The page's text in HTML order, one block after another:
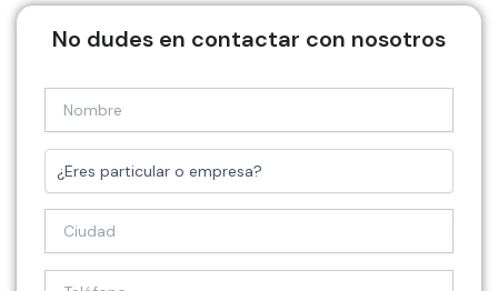
No dudes en contactar con nosotros